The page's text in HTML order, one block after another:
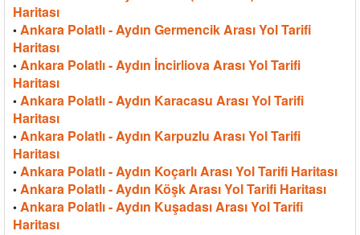
Haritası
• Ankara Polatlı - Aydın Germencik Arası Yol Tarifi
Haritası
• Ankara Polatlı - Aydın İncirliova Arası Yol Tarifi
Haritası
• Ankara Polatlı - Aydın Karacasu Arası Yol Tarifi
Haritası
• Ankara Polatlı - Aydın Karpuzlu Arası Yol Tarifi
Haritası
• Ankara Polatlı - Aydın Koçarlı Arası Yol Tarifi Haritası
• Ankara Polatlı - Aydın Köşk Arası Yol Tarifi Haritası
• Ankara Polatlı - Aydın Kuşadası Arası Yol Tarifi
Haritası